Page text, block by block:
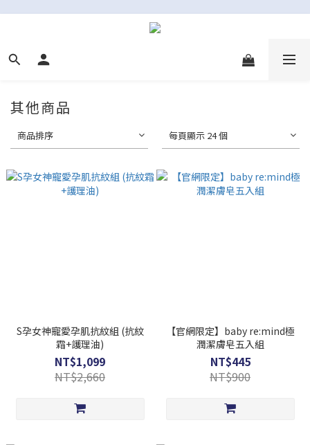
其他商品
商品排序 每頁顯示 24 個
S孕女神寵愛孕肌抗紋組 (抗紋
霜+護理油)
NT$1,099
NT$2,660
【官網限定】baby re:mind極
潤潔膚皂五入組
NT$445
NT$900